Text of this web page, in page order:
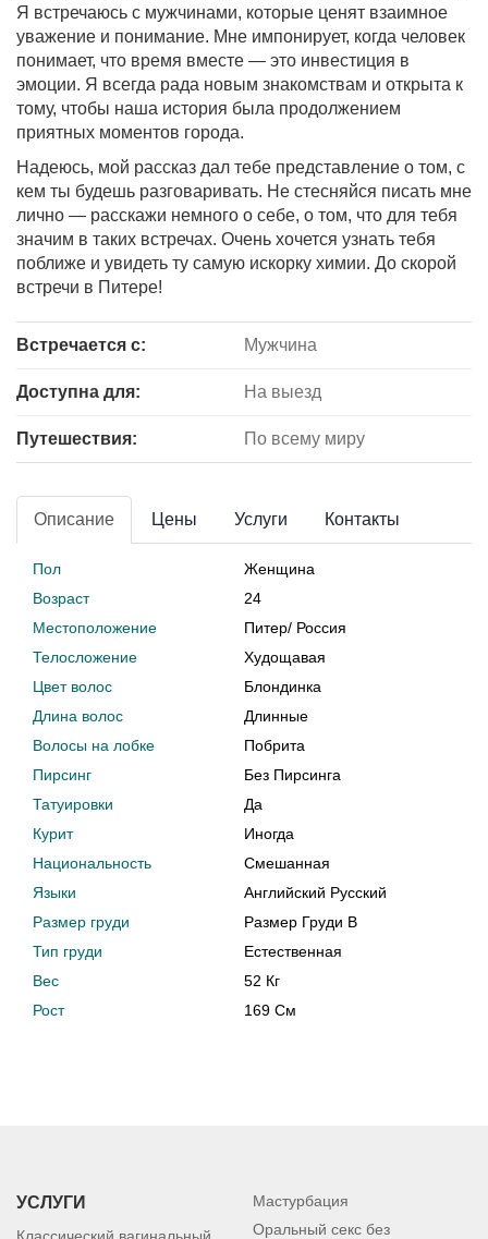
Я встречаюсь с мужчинами, которые ценят взаимное
уважение и понимание. Мне импонирует, когда человек
понимает, что время вместе — это инвестиция в
эмоции. Я всегда рада новым знакомствам и открыта к
тому, чтобы наша история была продолжением
приятных моментов города.
Надеюсь, мой рассказ дал тебе представление о том, с
кем ты будешь разговаривать. Не стесняйся писать мне
лично — расскажи немного о себе, о том, что для тебя
значим в таких встречах. Очень хочется узнать тебя
поближе и увидеть ту самую искорку химии. До скорой
встречи в Питере!
Встречается с: Мужчина
Доступна для: На выезд
Путешествия: По всему миру
Описание Цены Услуги Контакты
Пол
Женщина
Возраст
24
Местоположение
Питер/ Россия
Телосложение
Худощавая
Цвет волос
Блондинка
Длина волос
Длинные
Волосы на лобке
Побрита
Пирсинг
Без Пирсинга
Татуировки
Да
Курит
Иногда
Национальность
Смешанная
Языки
Английский Русский
Размер груди
Размер Груди B
Тип груди
Естественная
Вес
52 Кг
Рост
169 См
УСЛУГИ
Мастурбация
Оральный секс без